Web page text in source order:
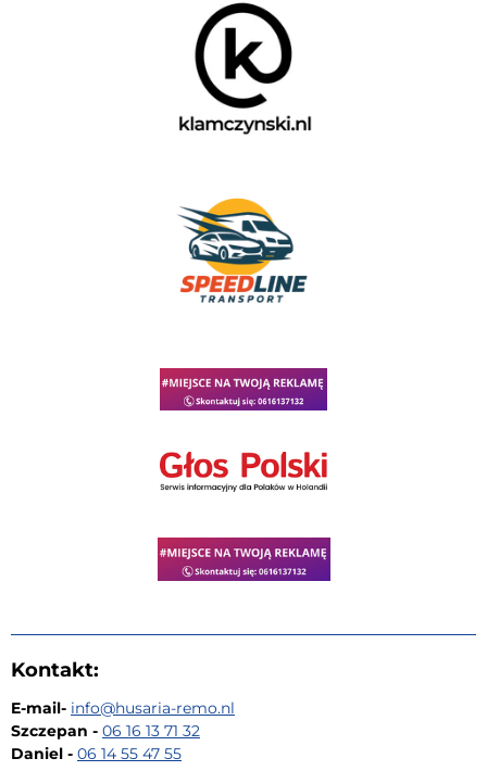
Kontakt:
E-mail- info@husaria-remo.nl
Szczepan - 06 16 13 71 32
Daniel - 06 14 55 47 55